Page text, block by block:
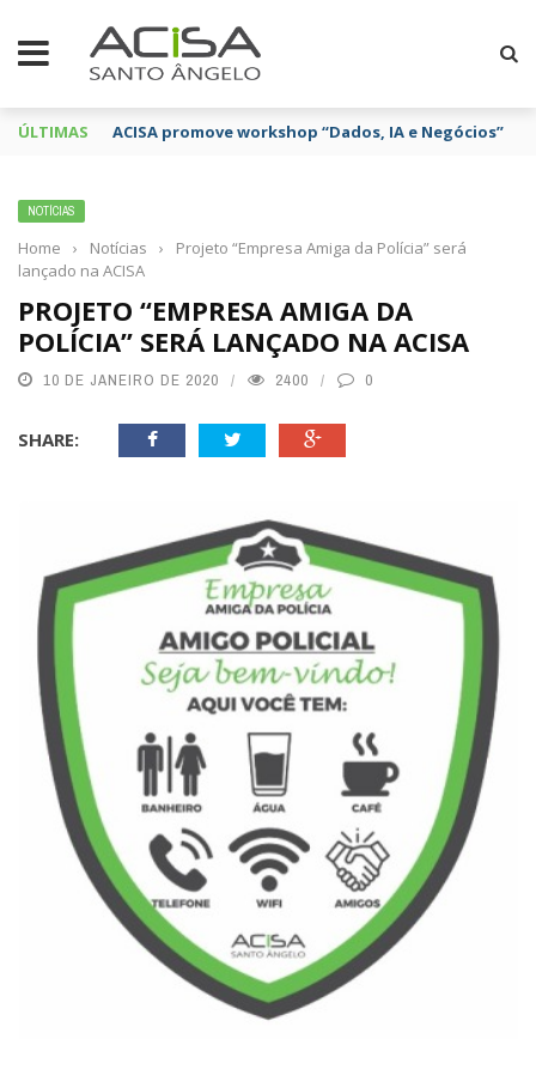
ÚLTIMAS ACISA promove workshop “Dados, IA e Negócios”
NOTÍCIAS
Home › Notícias ›
Projeto “Empresa Amiga da Polícia” será
lançado na ACISA
PROJETO “EMPRESA AMIGA DA
POLÍCIA” SERÁ LANÇADO NA ACISA
10 DE JANEIRO DE 2020 2400 0
SHARE: